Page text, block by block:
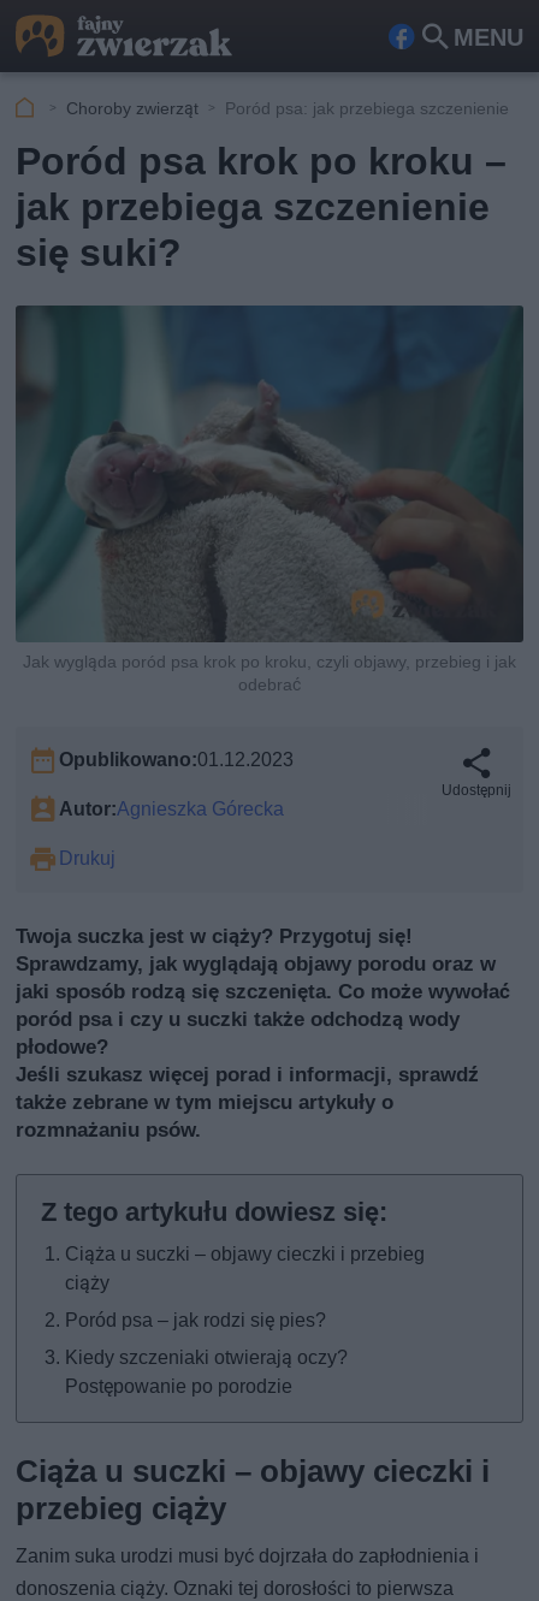
MENU
Fa
ook
Szu
Choroby zwierząt Poród psa: jak przebiega szczenienie
Poród psa krok po kroku –
jak przebiega szczenienie
się suki?
Jak wygląda poród psa krok po kroku, czyli objawy, przebieg i jak
odebrać
Opublikowano:01.12.2023
Autor:Agnieszka Górecka
Drukuj
Udostępnij
Twoja suczka jest w ciąży? Przygotuj się!
Sprawdzamy, jak wyglądają objawy porodu oraz w
jaki sposób rodzą się szczenięta. Co może wywołać
poród psa i czy u suczki także odchodzą wody
płodowe?
Jeśli szukasz więcej porad i informacji, sprawdź
także zebrane w tym miejscu artykuły o
rozmnażaniu psów.
Ciąża u suczki – objawy cieczki i przebieg
ciąży
Poród psa – jak rodzi się pies?
Kiedy szczeniaki otwierają oczy?
Postępowanie po porodzie
Ciąża u suczki – objawy cieczki i
przebieg ciąży
Zanim suka urodzi musi być dojrzała do zapłodnienia i
donoszenia ciąży. Oznaki tej dorosłości to pierwsza